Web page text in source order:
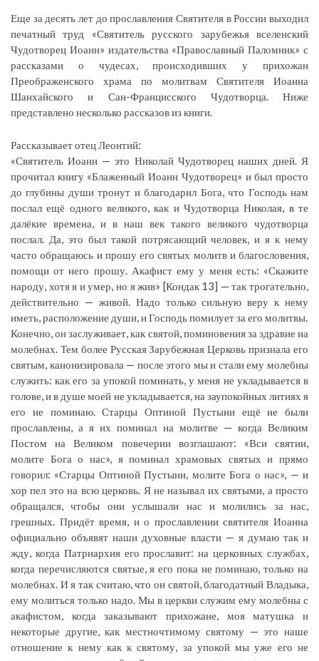
Еще за десять лет до прославления Святителя в России выходил
печатный труд «Святитель русского зарубежья вселенский
Чудотворец Иоанн» издательства «Православный Паломник» с
рассказами о чудесах, происходивших у прихожан
Преображенского храма по молитвам Святителя Иоанна
Шанхайского и Сан-Францисского Чудотворца. Ниже
представлено несколько рассказов из книги.
Рассказывает отец Леонтий:
«Святитель Иоанн — это Николай Чудотворец наших дней. Я
прочитал книгу «Блаженный Иоанн Чудотворец» и был просто
до глубины души тронут и благодарил Бога, что Господь нам
послал ещё одного великого, как и Чудотворца Николая, в те
далёкие времена, и в наш век такого великого чудотворца
послал. Да, это был такой потрясающий человек, и я к нему
часто обращаюсь и прошу его святых молитв и благословения,
помощи от него прошу. Акафист ему у меня есть: «Скажите
народу, хотя я и умер, но я жив» [Кондак 13] — так трогательно,
действительно — живой. Надо только сильную веру к нему
иметь, расположение души, и Господь помилует за его молитвы.
Конечно, он заслуживает, как святой, поминовения за здравие на
молебнах. Тем более Русская Зарубежная Церковь признала его
святым, канонизировала — после этого мы и стали ему молебны
служить: как его за упокой поминать, у меня не укладывается в
голове, и в душе моей не укладывается, на заупокойных литиях я
его не поминаю. Старцы Оптиной Пустыни ещё не были
прославлены, а я их поминал на молитве — когда Великим
Постом на Великом повечерии возглашают: «Вси святии,
молите Бога о нас», я поминал храмовых святых и прямо
говорил: «Старцы Оптиной Пустыни, молите Бога о нас», — и
хор пел это на всю церковь. Я не называл их святыми, а просто
обращался, чтобы они услышали нас и молились за нас,
грешных. Придёт время, и о прославлении святителя Иоанна
официально объявят наши духовные власти — я думаю так и
жду, когда Патриархия его прославит: на церковных службах,
когда перечисляются святые, я его пока не поминаю, только на
молебнах. И я так считаю, что он святой, благодатный Владыка,
ему молиться только надо. Мы в церкви служим ему молебны с
акафистом, когда заказывают прихожане, моя матушка и
некоторые другие, как местночтимому святому — это наше
отношение к нему как к святому, за упокой мы уже его не